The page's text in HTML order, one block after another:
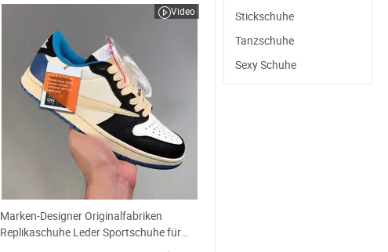
Video
Marken-Designer Originalfabriken
Replikaschuhe Leder Sportschuhe für
Herren und Damen - Putian-Schuhe und
Stickschuhe
Tanzschuhe
Sexy Schuhe